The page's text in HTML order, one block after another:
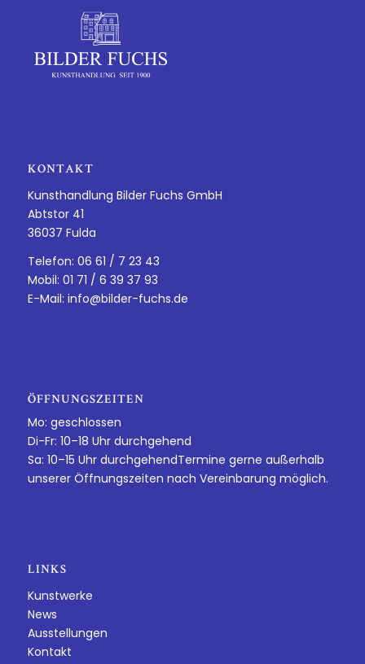
KONTAKT
Kunsthandlung Bilder Fuchs GmbH
Abtstor 41
36037 Fulda
Telefon: 06 61 / 7 23 43
Mobil: 01 71 / 6 39 37 93
E-Mail: info@bilder-fuchs.de
ÖFFNUNGSZEITEN
Mo: geschlossen
Di-Fr: 10–18 Uhr durchgehend
Sa: 10–15 Uhr durchgehendTermine gerne außerhalb
unserer Öffnungszeiten nach Vereinbarung möglich.
LINKS
Kunstwerke
News
Ausstellungen
Kontakt